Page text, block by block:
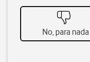
No, para nada